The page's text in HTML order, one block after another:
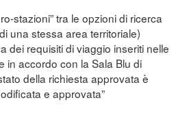
stazioni” tra le opzioni di ricerca
una stessa area territoriale)
dei requisiti di viaggio inseriti nelle
in accordo con la Sala Blu di
della richiesta approvata è
e approvata”